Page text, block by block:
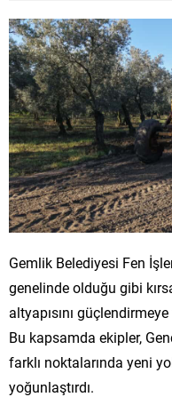
Gemlik Belediyesi Fen
genelinde olduğu gibi
altyapısını
Bu kapsamda ekipler,
farklı noktalarında yeni
yoğunlaştırdı.